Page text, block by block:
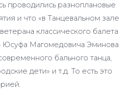
проводились разноплановые
и что «в Танцевальном зале
классического балета
Юсуфа Магомедовича Эминова
бального танца,
дети» и т.д. То есть это